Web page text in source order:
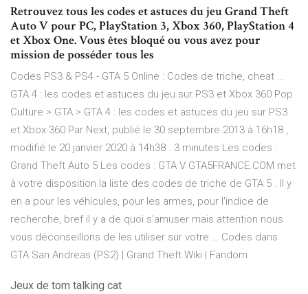
Retrouvez tous les codes et astuces du jeu Grand Theft
Auto V pour PC, PlayStation 3, Xbox 360, PlayStation 4
et Xbox One. Vous êtes bloqué ou vous avez pour
mission de posséder tous les
Codes PS3 & PS4 - GTA 5 Online : Codes de triche, cheat ...
GTA 4 : les codes et astuces du jeu sur PS3 et Xbox 360 Pop
Culture > GTA > GTA 4 : les codes et astuces du jeu sur PS3
et Xbox 360 Par Next, publié le 30 septembre 2013 à 16h18 ,
modifié le 20 janvier 2020 à 14h38 . 3 minutes Les codes :
Grand Theft Auto 5 Les codes : GTA V GTA5FRANCE.COM met
à votre disposition la liste des codes de triche de GTA 5 . Il y
en a pour les véhicules, pour les armes, pour l'indice de
recherche, bref il y a de quoi s'amuser mais attention nous
vous déconseillons de les utiliser sur votre … Codes dans
GTA San Andreas (PS2) | Grand Theft Wiki | Fandom
Jeux de tom talking cat